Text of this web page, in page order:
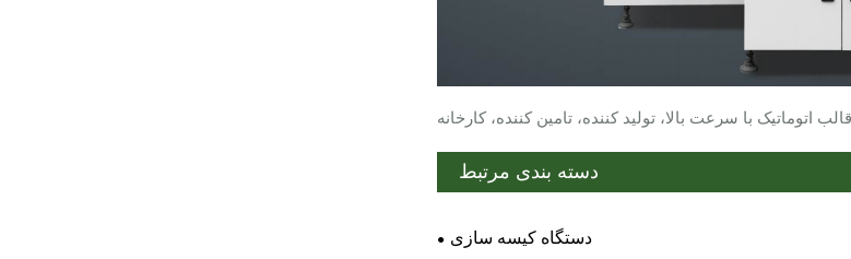
اتوماتیک با سرعت بالا، تولید کننده، تامین کننده، کارخانه
دسته بندی مرتبط
دستگاه کیسه سازی